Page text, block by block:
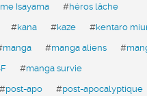
Isayama #héros lâche
#kana #kaze #kentaro
manga #manga aliens #
#manga survie
#post-apo #post-apocalyptique